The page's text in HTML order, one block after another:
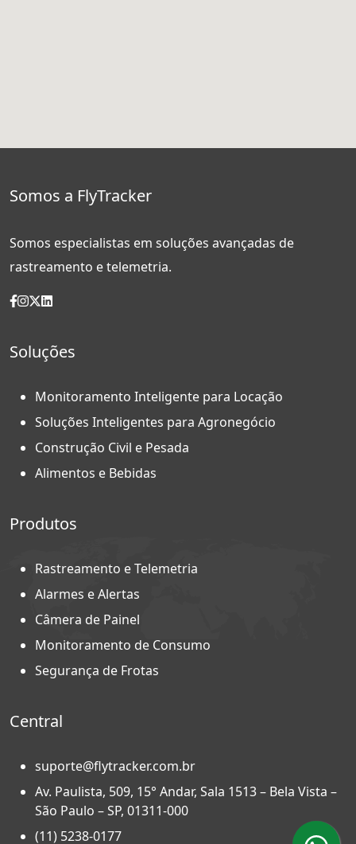
Somos a FlyTracker
Somos especialistas em soluções avançadas de
rastreamento e telemetria.
Soluções
Monitoramento Inteligente para Locação
Soluções Inteligentes para Agronegócio
Construção Civil e Pesada
Alimentos e Bebidas
Produtos
Rastreamento e Telemetria
Alarmes e Alertas
Câmera de Painel
Monitoramento de Consumo
Segurança de Frotas
Central
suporte@flytracker.com.br
Av. Paulista, 509, 15° Andar, Sala 1513 – Bela Vista –
São Paulo – SP, 01311-000
(11) 5238-0177